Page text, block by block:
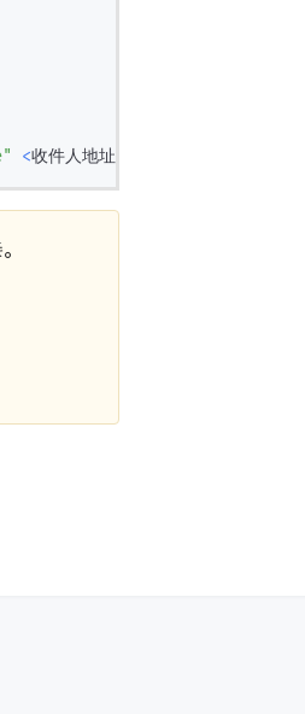
<收件人地址